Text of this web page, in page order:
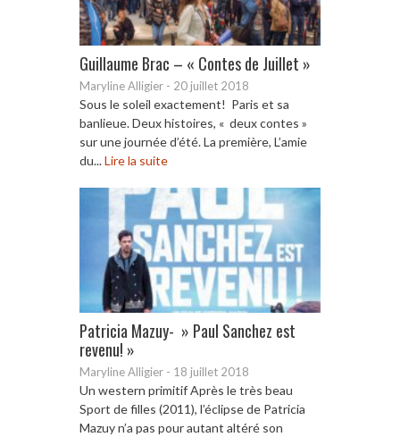
Guillaume Brac – « Contes de Juillet »
Maryline Alligier - 20 juillet 2018
Sous le soleil exactement! Paris et sa
banlieue. Deux histoires, « deux contes »
sur une journée d’été. La première, L’amie
du...Lire la suite
Patricia Mazuy- » Paul Sanchez est
revenu! »
Maryline Alligier - 18 juillet 2018
Un western primitif Après le très beau
Sport de filles (2011), l’éclipse de Patricia
Mazuy n’a pas pour autant altéré son